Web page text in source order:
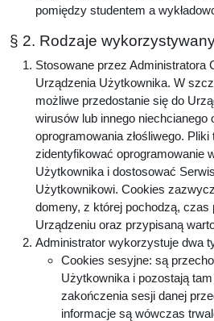
pomiędzy studentem a
§ 2. Rodzaje
Stosowane przez Administratora
Urządzenia Użytkownika. W
możliwe przedostanie się do
wirusów lub innego niechcianego
oprogramowania złośliwego. Pliki
zidentyfikować oprogramowanie
Użytkownika i dostosować
Użytkownikowi. Cookies
domeny, z której pochodzą,
Urządzeniu oraz przypisaną
Administrator wykorzystuje dwa
Cookies sesyjne: są
Użytkownika i pozostają
zakończenia sesji danej
informacje są wówczas